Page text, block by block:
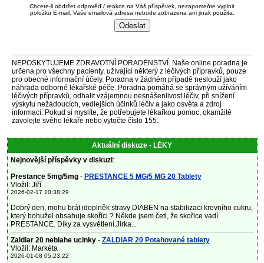
Chcete-li obdržet odpověď / reakce na Váš příspěvek, nezapomeňte vyplnit
položku E-mail. Vaše emailová adresa nebude zobrazena ani jinak použita.
NEPOSKYTUJEME ZDRAVOTNÍ PORADENSTVÍ. Naše online poradna je
určena pro všechny pacienty, užívající některý z léčivých přípravků, pouze
pro obecné informační účely. Poradna v žádném případě neslouží jako
náhrada odborné lékařské péče. Poradna pomáhá se správným užíváním
léčivých přípravků, odhalit vzájemnou nesnášenlivost léčiv, při snížení
výskytu nežádoucích, vedlejších účinků léčiv a jako osvěta a zdroj
informací. Pokud si myslíte, že potřebujete lékařkou pomoc, okamžitě
zavolejte svého lékaře nebo vytočte číslo 155.
Aktuální diskuze - LÉKY
Nejnovější příspěvky v diskuzi:
Prestance 5mg/5mg- PRESTANCE 5 MG/5 MG 20 Tablety
Vložil: Jiří
2026-02-17 10:38:29
Dobrý den, mohu brát idoplněk stravy DIABEN na stabilizaci krevního cukru,
který bohužel obsahuje skořici ? Někde jsem četl, že skořice vadí
PRESTANCE. Díky za vysvětlení.Jirka...
Zaldiar 20 neblahe ucinky- ZALDIAR 20 Potahované tablety
Vložil: Markéta
2026-01-08 05:23:22